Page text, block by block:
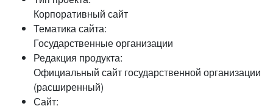
Корпоративный сайт
Тематика сайта:
Государственные организации
Редакция продукта:
Официальный сайт государственной организации
(расширенный)
Сайт: